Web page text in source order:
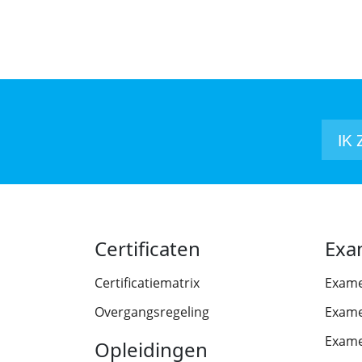
IK
Certificaten
Certificatiematrix
Overgangsregeling
Opleidingen